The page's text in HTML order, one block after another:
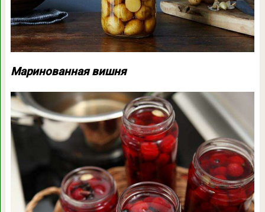
Маринованная вишня